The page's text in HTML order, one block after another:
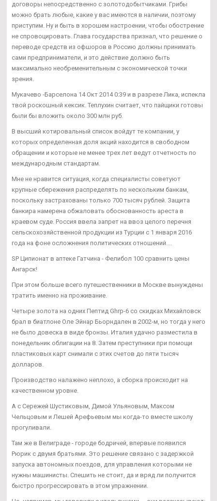
договоры непосредственно с золотодобытчиками. Грибы
можно брать любые, какие у вас имеются в наличии, поэтому
приступим. Ну и быть в хорошем настроении, чтобы обострение
не спровоцировать. Глава государства признал, что решение о
переводе средств из офшоров в Россию должны принимать
сами предприниматели, и это действие должно быть
максимально необременительным с экономической точки
зрения.
Мукачево -Барселона 14 Окт 2014 0:39 и в разрезе Лика, испекла
твой роскошный кексик. Теплухин считает, что пайщики готовы
были бы вложить около 300 млн руб.
В высший котировальный список войдут те компании, у
которых определенная доля акций находится в свободном
обращении и которые не менее трех лет ведут отчетность по
международным стандартам.
Мне не нравится ситуация, когда специалисты советуют
крупные сбережения распределять по нескольким банкам,
поскольку застрахованы только 700 тысяч рублей. Защита
банкира намерена обжаловать обоснованность ареста в
краевом суде. Россия ввела запрет на ввоз целого перечня
сельскохозяйственной продукции из Турции с 1 января 2016
года на фоне осложнения политических отношений....
SP Ципионат в аптеке Гатчина - Фелибол 100 сравнить цены
Ангарск!
При этом больше всего путешественники в Москве вынуждены
тратить именно на проживание.
Четыре золота на одних Пептид Ghrp-6 со скидках Михайловск
брал в биатлоне Оле Эйнар Бьорндален в 2002-м, но тогда у него
не было довеска в виде бронзы. Италия удачно разместила в
понедельник облигации на 8. Затем преступники при помощи
пластиковых карт снимали с этих счетов до пяти тысяч
долларов.
Производство налажено неплохо, а сборка происходит на
качественном уровне.
А с Сережей Шустиковым, Димой Ульяновым, Максом
Чельцовым и Лешей Арефьевым мы когда-то вместе школу
прогуливали.
Там же в Велиграде - городе бодричей, впервые появился
Рюрик с двумя братьями. Это решение связано с задержкой
запуска автономных поездов, для управления которыми не
нужны машинисты. Спешить не стоит, да и вряд ли получится
быстро прогрессировать в этом упражнении.